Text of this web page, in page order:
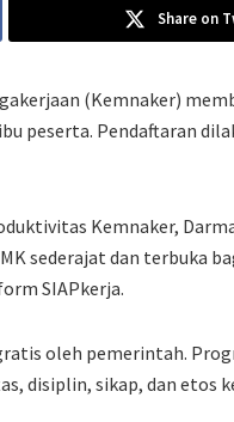
Share on
(Kemnaker)
peserta. Pendaftaran
Kemnaker,
sederajat dan terbuka
SIAPkerja.
oleh pemerintah.
disiplin, sikap, dan etos